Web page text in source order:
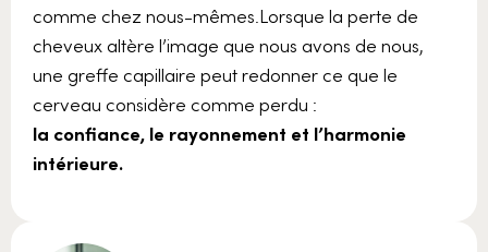
comme chez nous-mêmes.Lorsque la perte de
cheveux altère l’image que nous avons de nous,
une greffe capillaire peut redonner ce que le
cerveau considère comme perdu :
la confiance, le rayonnement et l’harmonie
intérieure.